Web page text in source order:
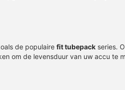
Active Line (BDU310)
Zonder Software
de populaire fit tubepack series.
om de levensduur van uw accu te